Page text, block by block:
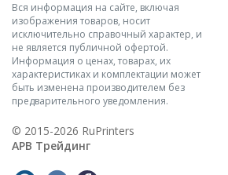
Вся информация на сайте, включая
изображения товаров, носит
исключительно справочный характер, и
не является публичной офертой.
Информация о ценах, товарах, их
характеристиках и комплектации может
быть изменена производителем без
предварительного уведомления.
© 2015-2026 RuPrinters
АРВ Трейдинг